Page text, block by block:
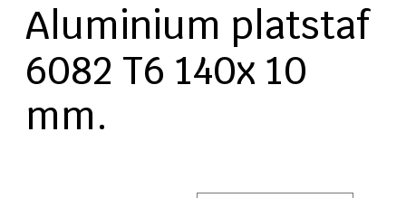
Aluminium platstaf
6082 T6 140x 10
mm.